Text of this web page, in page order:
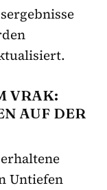
VRAK:
AUF DER
Untiefen